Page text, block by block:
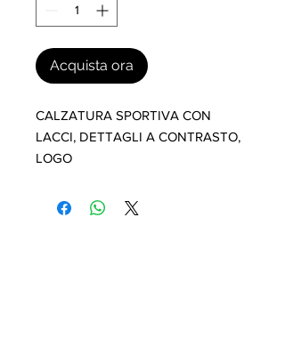
Acquista ora
CALZATURA SPORTIVA CON
LACCI, DETTAGLI A CONTRASTO,
LOGO